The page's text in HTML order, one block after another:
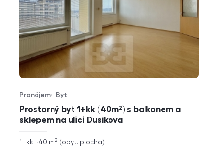
Prostorný byt 1+kk (40m²) s balkonem a
sklepem na ulici Dusíkova
Typ nabídky
Pronájem
Typ nemovitosti
Byt
rozměry
1+kk obyt. plocha
40 m2